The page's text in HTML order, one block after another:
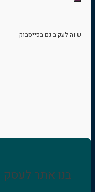
שווה לעקוב גם בפייסבוק
בנו אתר